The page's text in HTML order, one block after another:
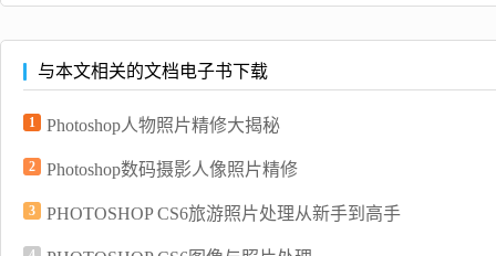
与本文相关的文档电子书下载
1 Photoshop人物照片精修大揭秘
2 Photoshop数码摄影人像照片精修
3 PHOTOSHOP CS6旅游照片处理从新手到高手